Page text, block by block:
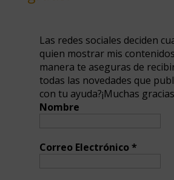
Las redes sociales deciden
quien mostrar mis
manera te aseguras de
todas las novedades que
con tu ayuda?¡Muchas
Nombre
Correo Electrónico*